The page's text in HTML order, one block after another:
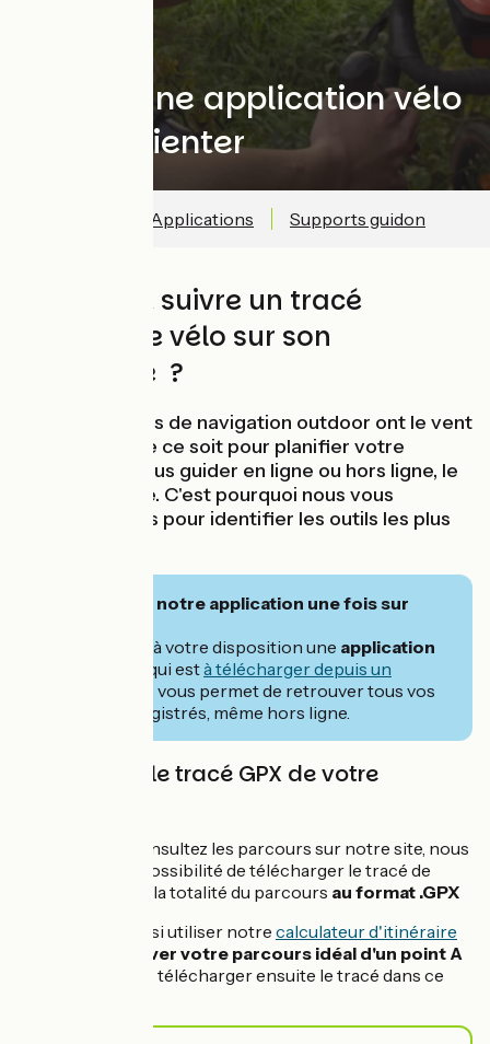
Utiliser une application vélo
pour s'orienter
Applications Supports guidon
Comment suivre un tracé
d'itinéraire vélo sur son
téléphone ?
Les applications de navigation outdoor ont le vent
en poupe ! Que ce soit pour planifier votre
itinéraire ou vous guider en ligne ou hors ligne, le
choix est vaste. C'est pourquoi nous vous
accompagnons pour identifier les outils les plus
📲 Découvrez notre application une fois sur
Nous mettons à votre disposition une application
qui està télécharger depuis un
Elle vous permet de retrouver tous vos
parcours enregistrés, même hors ligne.
Télécharger le tracé GPX de votre
Lorsque vous consultez les parcours sur notre site, nous
vous offrons la possibilité de télécharger le tracé de
chaque étape ou la totalité du parcours au format .GPX
Vous pouvez aussi utiliser notre calculateur d'itinéraire
trouver votre parcours idéal d'un point A
puis télécharger ensuite le tracé dans ce